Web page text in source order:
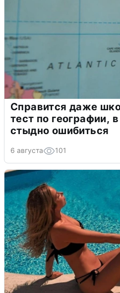
Справится даже
тест по географии,
стыдно ошибиться
6 августа 101